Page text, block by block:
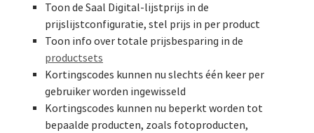
Toon de Saal Digital-lijstprijs in de
prijslijstconfiguratie, stel prijs in per product
Toon info over totale prijsbesparing in de
productsets
Kortingscodes kunnen nu slechts één keer per
gebruiker worden ingewisseld
Kortingscodes kunnen nu beperkt worden tot
bepaalde producten, zoals fotoproducten,